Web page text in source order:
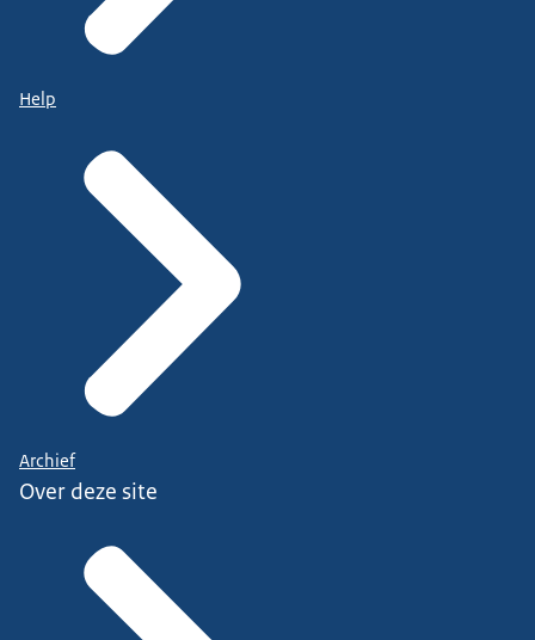
Help
Archief
Over deze site